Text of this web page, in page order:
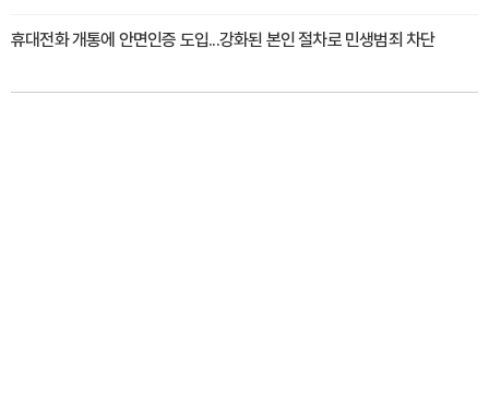
휴대전화 개통에 안면인증 도입...강화된 본인 절차로 민생범죄 차단